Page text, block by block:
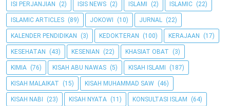
ISI PERJANJIAN (2) ISIS NEWS (2) ISLAMI (2) ISLAMIC (22)
ISLAMIC ARTICLES (89) JOKOWI (10) JURNAL (22)
KALENDER PENDIDIKAN (3) KEDOKTERAN (100) KERAJAAN (17)
KESEHATAN (43) KESENIAN (22) KHASIAT OBAT (3)
KIMIA (76) KISAH ABU NAWAS (5) KISAH ISLAMI (187)
KISAH MALAIKAT (15) KISAH MUHAMMAD SAW (46)
KISAH NABI (23) KISAH NYATA (11) KONSULTASI ISLAM (64)